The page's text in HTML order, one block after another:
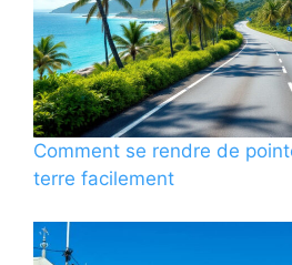
Comment se rendre de
terre facilement